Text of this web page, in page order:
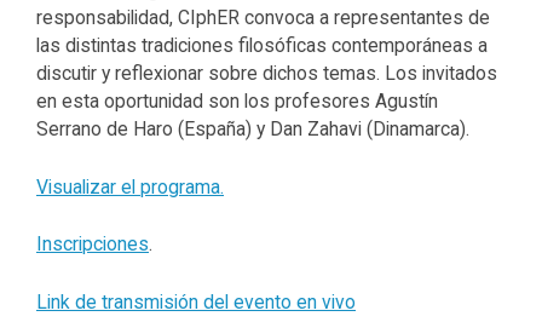
responsabilidad, CIphER convoca a representantes de
las distintas tradiciones filosóficas contemporáneas a
discutir y reflexionar sobre dichos temas. Los invitados
en esta oportunidad son los profesores Agustín
Serrano de Haro (España) y Dan Zahavi (Dinamarca).
Visualizar el programa.
Inscripciones.
Link de transmisión del evento en vivo